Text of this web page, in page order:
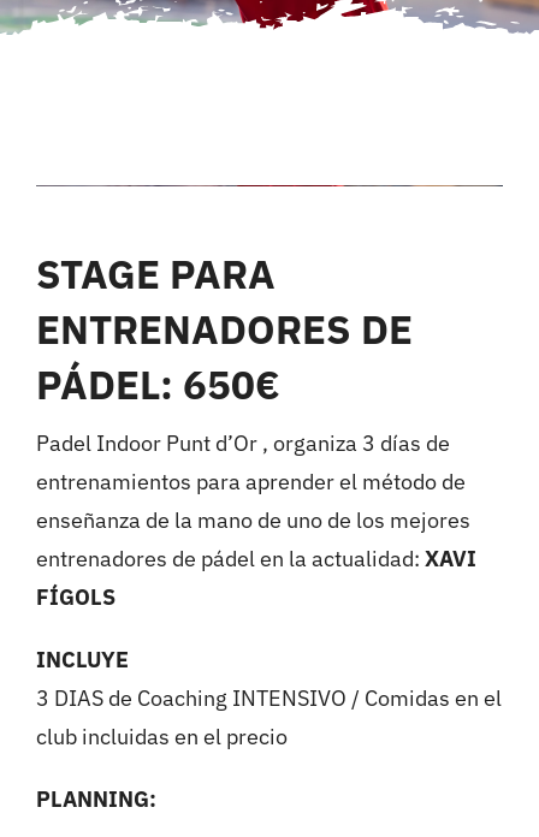
STAGE PARA
ENTRENADORES DE
PÁDEL: 650€
Padel Indoor Punt d’Or , organiza 3 días de
entrenamientos para aprender el método de
enseñanza de la mano de uno de los mejores
entrenadores de pádel en la actualidad: XAVI
FÍGOLS
INCLUYE
3 DIAS de Coaching INTENSIVO / Comidas en el
club incluidas en el precio
PLANNING: